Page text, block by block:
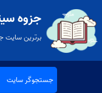
جزوه
برترین سایت